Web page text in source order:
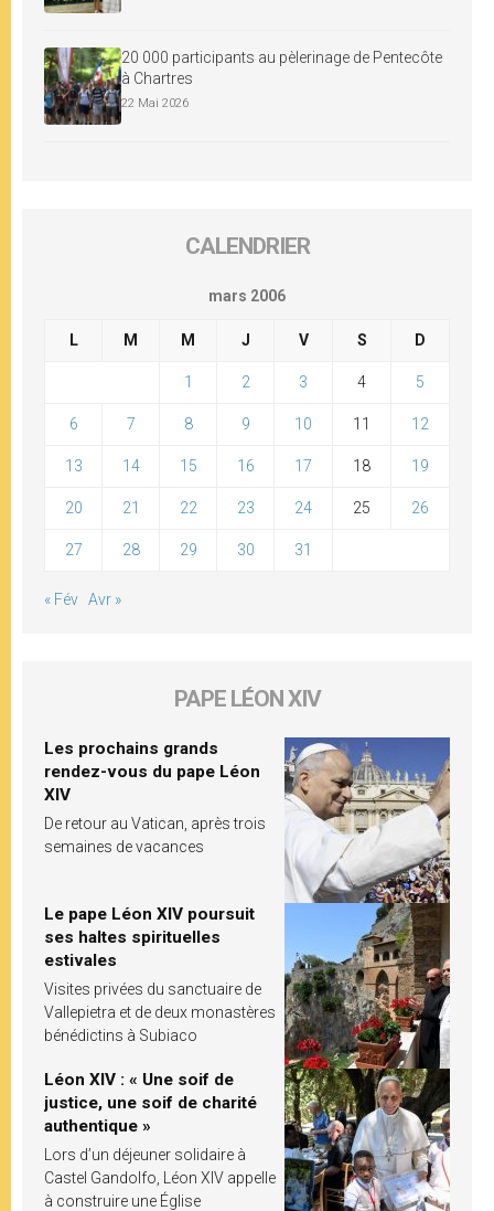
20 000 participants au pèlerinage de Pentecôte
à Chartres
22 Mai 2026
CALENDRIER
mars 2006
L M M J V S D
1 2 3 4 5
6 7 8 9 10 11 12
13 14 15 16 17 18 19
20 21 22 23 24 25 26
27 28 29 30 31
« Fév Avr »
PAPE LÉON XIV
Les prochains grands
rendez-vous du pape Léon
XIV
De retour au Vatican, après trois
semaines de vacances
Le pape Léon XIV poursuit
ses haltes spirituelles
estivales
Visites privées du sanctuaire de
Vallepietra et de deux monastères
bénédictins à Subiaco
Léon XIV : « Une soif de
justice, une soif de charité
authentique »
Lors d’un déjeuner solidaire à
Castel Gandolfo, Léon XIV appelle
à construire une Église